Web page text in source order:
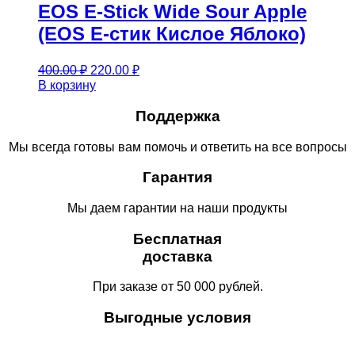
EOS E-Stick Wide Sour Apple
(EOS Е-стик Кислое Яблоко)
400.00₽ Первоначальная
цена
составляла
400.00 ₽.
220.00 ₽Текущая
В корзину
Поддержка
Мы всегда готовы вам помочь и ответить на все вопросы
Гарантия
Мы даем гарантии на наши продукты
Бесплатная
доставка
При заказе от 50 000 рублей.
Выгодные условия